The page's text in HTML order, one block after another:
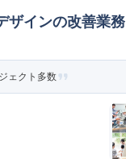
ザインの改善業務
ェクト多数